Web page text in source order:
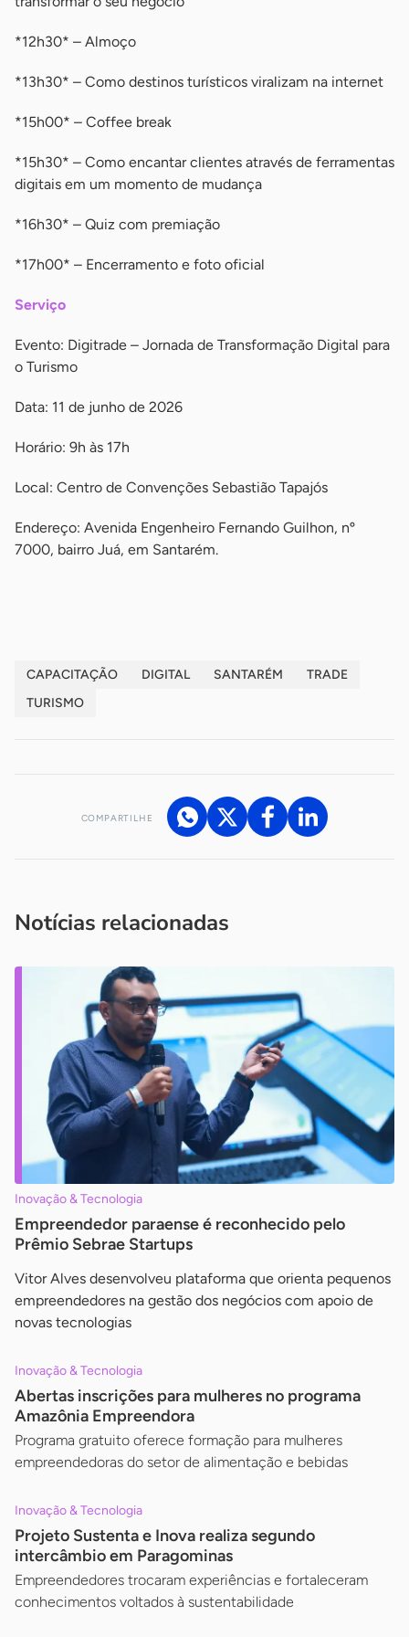
*12h30* – Almoço
*13h30* – Como destinos turísticos viralizam na internet
*15h00* – Coffee break
*15h30* – Como encantar clientes através de ferramentas
digitais em um momento de mudança
*16h30* – Quiz com premiação
*17h00* – Encerramento e foto oficial
Serviço
Evento: Digitrade – Jornada de Transformação Digital para
o Turismo
Data: 11 de junho de 2026
Horário: 9h às 17h
Local: Centro de Convenções Sebastião Tapajós
Endereço: Avenida Engenheiro Fernando Guilhon, nº
7000, bairro Juá, em Santarém.
CAPACITAÇÃO DIGITAL SANTARÉM
TRADE
TURISMO
COMPARTILHE
Notícias relacionadas
Inovação & Tecnologia
Empreendedor paraense é reconhecido pelo
Prêmio Sebrae Startups
Vitor Alves desenvolveu plataforma que orienta pequenos
empreendedores na gestão dos negócios com apoio de
novas tecnologias
Inovação & Tecnologia
Abertas inscrições para mulheres no programa
Amazônia Empreendora
Programa gratuito oferece formação para mulheres
empreendedoras do setor de alimentação e bebidas
Inovação & Tecnologia
Projeto Sustenta e Inova realiza segundo
intercâmbio em Paragominas
Empreendedores trocaram experiências e fortaleceram
conhecimentos voltados à sustentabilidade